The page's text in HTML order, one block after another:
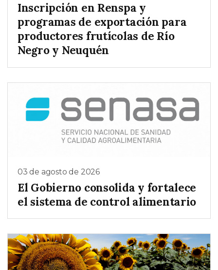
Inscripción en Renspa y
programas de exportación para
productores frutícolas de Río
Negro y Neuquén
03 de agosto de 2026
El Gobierno consolida y fortalece
el sistema de control alimentario